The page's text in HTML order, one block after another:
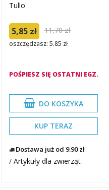
Tullo
5,85 zł 11,70 zł
oszczędzasz: 5.85 zł
POŚPIESZ SIĘ OSTATNI EGZ.
DO KOSZYKA
KUP TERAZ
Dostawa już od 9.90 zł
/ Artykuły dla zwierząt